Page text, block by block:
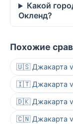
Какой
Окленд?
Похожие
🇺🇸 Джакарта
🇮🇹 Джакарта
🇩🇰 Джакарта
🇨🇳 Джакарта